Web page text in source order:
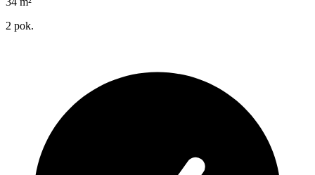
2 pok.